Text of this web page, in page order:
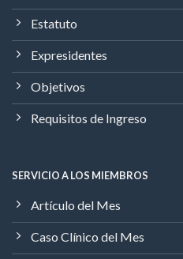
Estatuto
Expresidentes
Objetivos
Requisitos de Ingreso
SERVICIO A LOS MIEMBROS
Artículo del Mes
Caso Clínico del Mes